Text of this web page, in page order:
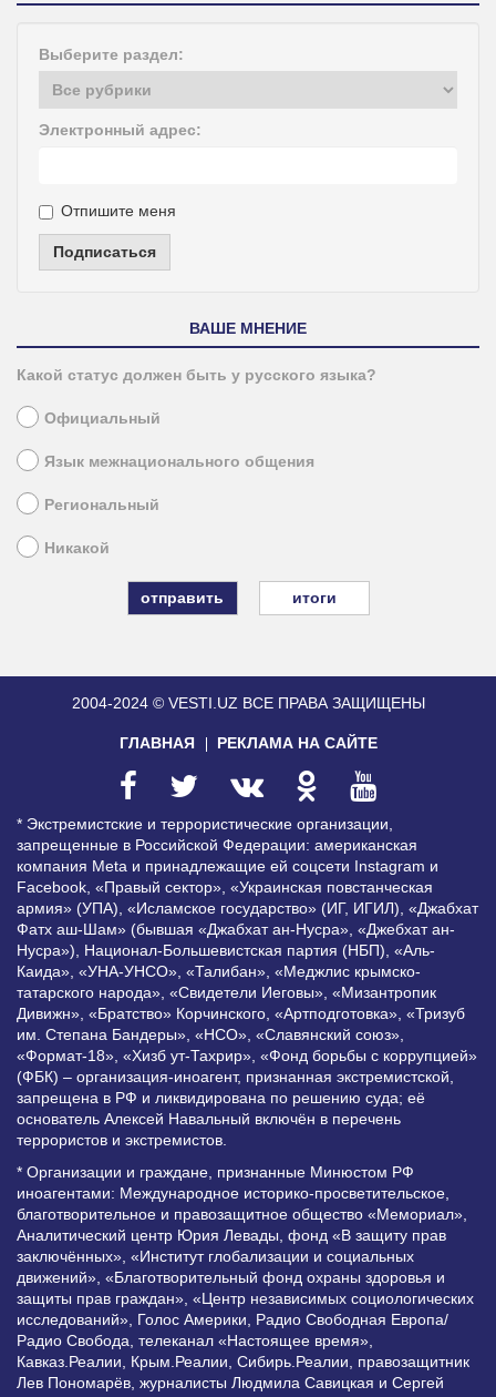
Выберите раздел:
Электронный адрес:
Отпишите меня
Подписаться
ВАШЕ МНЕНИЕ
Какой статус должен быть у русского языка?
Официальный
Язык межнационального общения
Региональный
Никакой
итоги
2004-2024 © VESTI.UZ ВСЕ ПРАВА ЗАЩИЩЕНЫ
ГЛАВНАЯ РЕКЛАМА НА САЙТЕ
* Экстремистские и террористические организации,
запрещенные в Российской Федерации: американская
компания Meta и принадлежащие ей соцсети Instagram и
Facebook, «Правый сектор», «Украинская повстанческая
армия» (УПА), «Исламское государство» (ИГ, ИГИЛ), «Джабхат
Фатх аш-Шам» (бывшая «Джабхат ан-Нусра», «Джебхат ан-
Нусра»), Национал-Большевистская партия (НБП), «Аль-
Каида», «УНА-УНСО», «Талибан», «Меджлис крымско-
татарского народа», «Свидетели Иеговы», «Мизантропик
Дивижн», «Братство» Корчинского, «Артподготовка», «Тризуб
им. Степана Бандеры», «НСО», «Славянский союз»,
«Формат-18», «Хизб ут-Тахрир», «Фонд борьбы с коррупцией»
(ФБК) – организация-иноагент, признанная экстремистской,
запрещена в РФ и ликвидирована по решению суда; её
основатель Алексей Навальный включён в перечень
террористов и экстремистов.
* Организации и граждане, признанные Минюстом РФ
иноагентами: Международное историко-просветительское,
благотворительное и правозащитное общество «Мемориал»,
Аналитический центр Юрия Левады, фонд «В защиту прав
заключённых», «Институт глобализации и социальных
движений», «Благотворительный фонд охраны здоровья и
защиты прав граждан», «Центр независимых социологических
исследований», Голос Америки, Радио Свободная Европа/
Радио Свобода, телеканал «Настоящее время»,
Кавказ.Реалии, Крым.Реалии, Сибирь.Реалии, правозащитник
Лев Пономарёв, журналисты Людмила Савицкая и Сергей